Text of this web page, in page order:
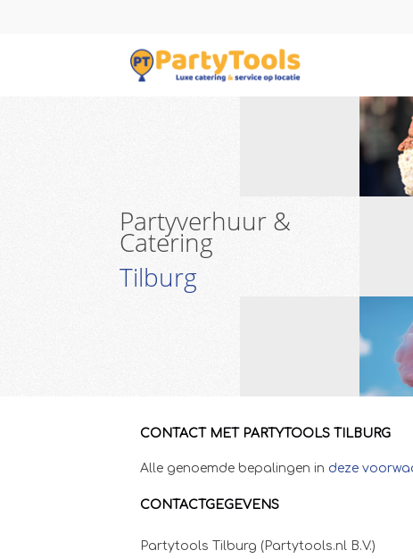
Partyverhuur &
Catering
Tilburg
CONTACT MET PARTYTOOLS TILBURG
Alle genoemde bepalingen in deze
CONTACTGEGEVENS
Partytools Tilburg (Partytools.nl B.V.)